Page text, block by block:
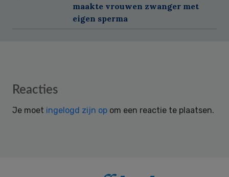
maakte vrouwen zwanger met
eigen sperma
Reader
Reacties
Je moet ingelogd zijn op om een reactie te plaatsen.